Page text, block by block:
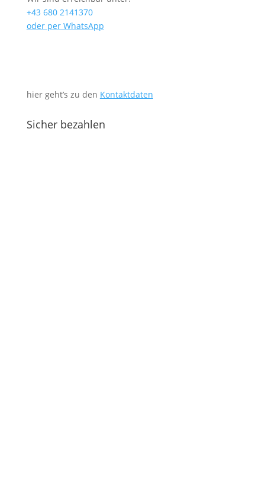
+43 680 2141370
oder per WhatsApp
hier geht’s zu den Kontaktdaten
Sicher bezahlen